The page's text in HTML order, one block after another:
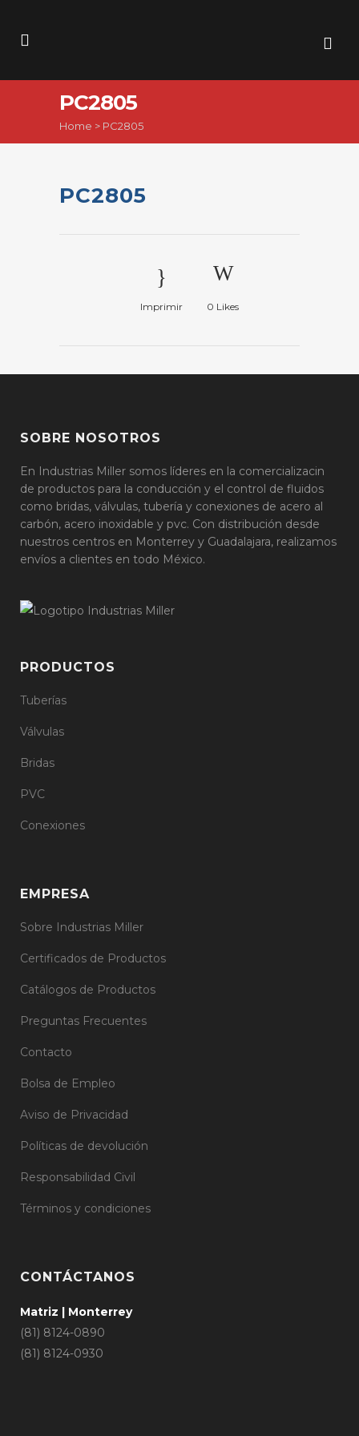
PC2805
Home > PC2805
PC2805
Imprimir 0 Likes
SOBRE NOSOTROS
En Industrias Miller somos líderes en la comercializacin
de productos para la conducción y el control de fluidos
como bridas, válvulas, tubería y conexiones de acero al
carbón, acero inoxidable y pvc. Con distribución desde
nuestros centros en Monterrey y Guadalajara, realizamos
envíos a clientes en todo México.
PRODUCTOS
Tuberías
Válvulas
Bridas
PVC
Conexiones
EMPRESA
Sobre Industrias Miller
Certificados de Productos
Catálogos de Productos
Preguntas Frecuentes
Contacto
Bolsa de Empleo
Aviso de Privacidad
Políticas de devolución
Responsabilidad Civil
Términos y condiciones
CONTÁCTANOS
Matriz | Monterrey
(81) 8124-0890
(81) 8124-0930